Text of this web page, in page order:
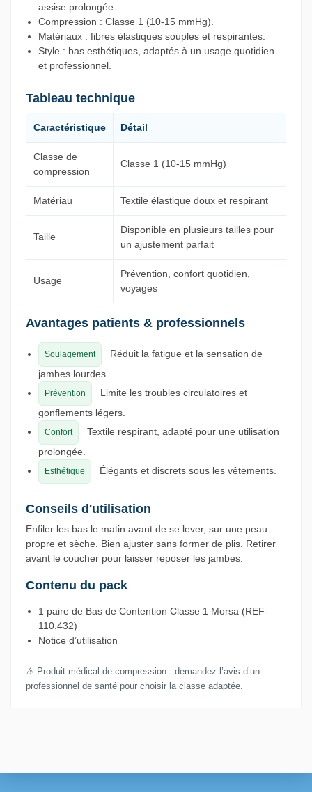
assise prolongée.
Compression : Classe 1 (10-15 mmHg).
Matériaux : fibres élastiques souples et respirantes.
Style : bas esthétiques, adaptés à un usage quotidien
et professionnel.
Tableau technique
Caractéristique Détail
Classe de
compression
Classe 1 (10-15 mmHg)
Matériau Textile élastique doux et respirant
Taille
Disponible en plusieurs tailles pour
un ajustement parfait
Usage
Prévention, confort quotidien,
voyages
Avantages patients & professionnels
Soulagement
Réduit la fatigue et la sensation de
jambes lourdes.
Prévention
Limite les troubles circulatoires et
gonflements légers.
Confort
Textile respirant, adapté pour une utilisation
prolongée.
Esthétique Élégants et discrets sous les vêtements.
Conseils d'utilisation
Enfiler les bas le matin avant de se lever, sur une peau
propre et sèche. Bien ajuster sans former de plis. Retirer
avant le coucher pour laisser reposer les jambes.
Contenu du pack
1 paire de Bas de Contention Classe 1 Morsa (REF-
110.432)
Notice d’utilisation
⚠️ Produit médical de compression : demandez l’avis d’un
professionnel de santé pour choisir la classe adaptée.